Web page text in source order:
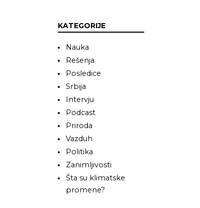
KATEGORIJE
Nauka
Rešenja
Posledice
Srbija
Intervju
Podcast
Priroda
Vazduh
Politika
Zanimljivosti
Šta su klimatske
promene?